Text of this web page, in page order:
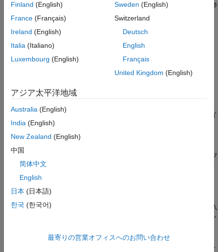
System object の機能の詳細については、System object とは
を参
照してください。
作成
phznoise = comm.PhaseNoise(
説明
phznoise = comm.PhaseNoise
は、既定のプロパティ値で位相ノイ
ズ System object を作成します。
phznoise
のみの引数として指定された、位相ノイズ レベル、周波数のオフ
セット、およびサンプルレートのプロパティを使用して位相ノイ
ズ オブジェクトを作成します。値のみの引数を指定するときは、
先行する値のみの引数をすべて指定しなければなりません。
phznoise= comm.PhaseNoise(
は、前の構文の入
力引数に加えて、名前と値の引数を 1 つ以上使用してオプション
comm.PhaseNoise(RandomStream="mt19937ar with seed")
ルセンヌ・ツイスター乱数発生器を使用するように乱数ストリー
Finland (English)
France (Français)
Ireland (English)
Italia (Italiano)
Luxembourg (English)
Sweden (English)
Switzerland
Deutsch
English
Français
United Kingdom (English)
アジア太平洋地域
Australia (English)
India (English)
New Zealand (English)
中国
简体中文
English
日本 (日本語)
한국 (한국어)
最寄りの営業オフィスへのお問い合わせ